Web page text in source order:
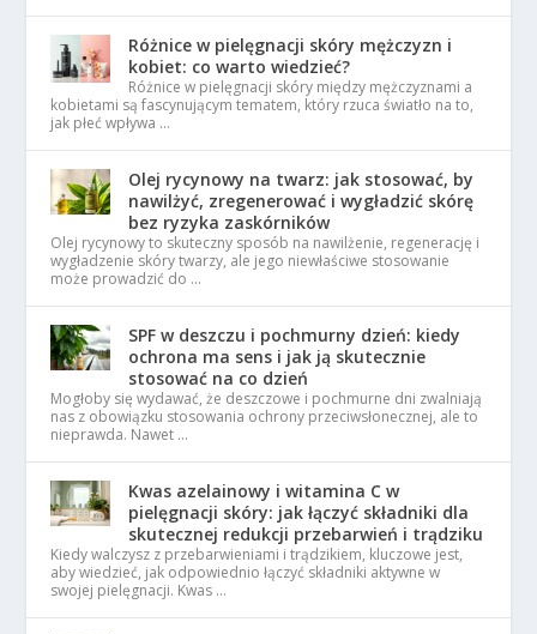
Różnice w pielęgnacji skóry mężczyzn i
kobiet: co warto wiedzieć?
Różnice w pielęgnacji skóry między mężczyznami a
kobietami są fascynującym tematem, który rzuca światło na to,
jak płeć wpływa …
Olej rycynowy na twarz: jak stosować, by
nawilżyć, zregenerować i wygładzić skórę
bez ryzyka zaskórników
Olej rycynowy to skuteczny sposób na nawilżenie, regenerację i
wygładzenie skóry twarzy, ale jego niewłaściwe stosowanie
może prowadzić do …
SPF w deszczu i pochmurny dzień: kiedy
ochrona ma sens i jak ją skutecznie
stosować na co dzień
Mogłoby się wydawać, że deszczowe i pochmurne dni zwalniają
nas z obowiązku stosowania ochrony przeciwsłonecznej, ale to
nieprawda. Nawet …
Kwas azelainowy i witamina C w
pielęgnacji skóry: jak łączyć składniki dla
skutecznej redukcji przebarwień i trądziku
Kiedy walczysz z przebarwieniami i trądzikiem, kluczowe jest,
aby wiedzieć, jak odpowiednio łączyć składniki aktywne w
swojej pielęgnacji. Kwas …